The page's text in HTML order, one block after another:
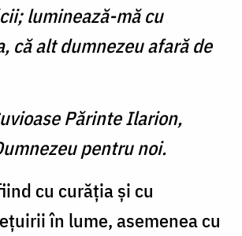
luminează-mă cu
că alt dumnezeu afară de
Părinte Ilarion,
pentru noi.
cu curăţia şi cu
în lume, asemenea cu